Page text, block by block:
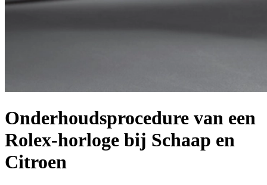
Onderhoudsprocedure van een
Rolex-horloge bij Schaap en
Citroen